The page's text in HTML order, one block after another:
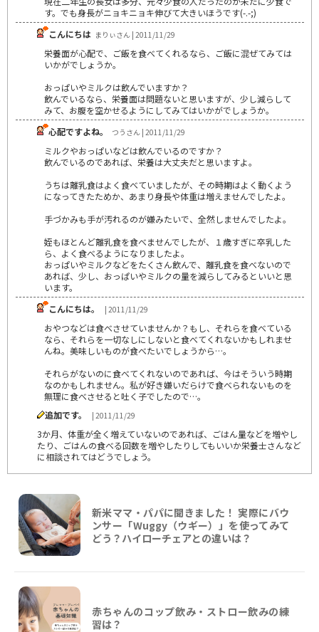
す。でも身長がニョキニョキ伸びて大きいほうです(-.-;)
こんにちは まりぃさん | 2011/11/29
栄養面が心配で、ご飯を食べてくれるなら、ご飯に混ぜてみては
いかがでしょうか。
おっぱいやミルクは飲んでいますか？
飲んでいるなら、栄養面は問題ないと思いますが、少し減らして
みて、お腹を空かせるようにしてみてはいかがでしょうか。
心配ですよね。
つうさん | 2011/11/29
ミルクやおっぱいなどは飲んでいるのですか？
飲んでいるのであれば、栄養は大丈夫だと思いますよ。
うちは離乳食はよく食べていましたが、その時期はよく動くよう
になってきたためか、あまり身長や体重は増えませんでしたよ。
手づかみも手が汚れるのが嫌みたいで、全然しませんでしたよ。
姪もほとんど離乳食を食べませんでしたが、１歳すぎに卒乳した
ら、よく食べるようになりましたよ。
おっぱいやミルクなどをたくさん飲んで、離乳食を食べないので
あれば、少し、おっぱいやミルクの量を減らしてみるといいと思
います。
こんにちは。
| 2011/11/29
おやつなどは食べさせていませんか？もし、それらを食べている
なら、それらを一切なしにしないと食べてくれないかもしれませ
んね。美味しいものが食べたいでしょうから…。
それらがないのに食べてくれないのであれば、今はそういう時期
なのかもしれません。私が好き嫌いだらけで食べられないものを
無理に食べさせると吐く子でしたので…。
追加です。
| 2011/11/29
3か月、体重が全く増えていないのであれば、ごはん量などを増やし
たり、ごはんの食べる回数を増やしたりしてもいいか栄養士さんなど
に相談されてはどうでしょう。
新米ママ・パパに聞きました！ 実際にバウ
ンサー「Wuggy（ウギー）」を使ってみて
どう？ハイローチェアとの違いは？
赤ちゃんのコップ飲み・ストロー飲みの練
習は？